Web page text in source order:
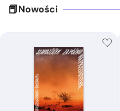
Nowości